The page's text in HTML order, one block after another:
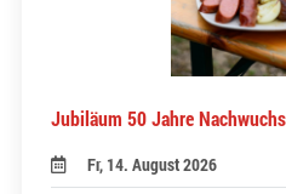
Jubiläum 50 Jahre
Fr, 14. August 2026